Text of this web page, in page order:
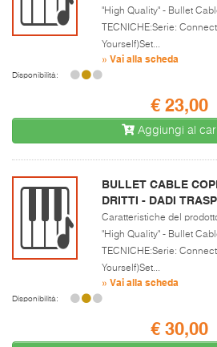
"High Quality" - Bullet
TECNICHE:Serie:
Yourself)Set...
» Vai alla scheda
Disponibilità:
€ 23,00
Aggiungi al
BULLET CABLE
DRITTI - DADI
Caratteristiche del
"High Quality" - Bullet
TECNICHE:Serie:
Yourself)Set...
» Vai alla scheda
Disponibilità:
€ 30,00